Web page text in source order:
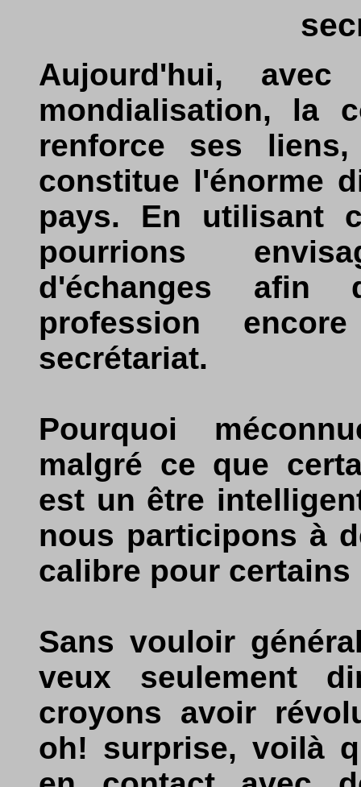
Aujourd'hui,
mondialisation, la
renforce ses
constitue l'énorme
pays. En utilisant
pourrions
d'échanges
profession
secrétariat.
Pourquoi
malgré ce que
est un être
nous participons à
calibre pour
Sans vouloir
veux seulement
croyons avoir
oh! surprise, voilà